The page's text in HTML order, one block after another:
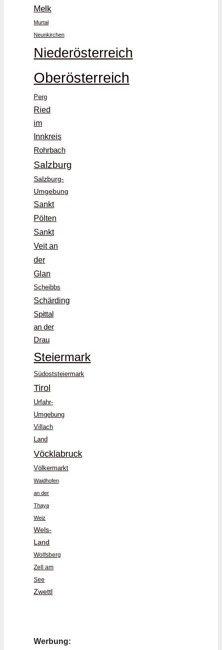
Melk
Murtal
Neunkirchen
Niederösterreich
Oberösterreich
Perg
Ried
im
Innkreis
Rohrbach
Salzburg
Salzburg-
Umgebung
Sankt
Pölten
Sankt
Veit an
der
Glan
Scheibbs
Schärding
Spittal
an der
Drau
Steiermark
Südoststeiermark
Tirol
Urfahr-
Umgebung
Villach
Land
Vöcklabruck
Völkermarkt
Waidhofen
an der
Thaya
Weiz
Wels-
Land
Wolfsberg
Zell am
See
Zwettl
Werbung: